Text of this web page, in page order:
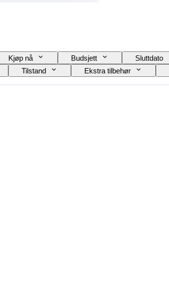
Kjøp nå Budsjett Sluttdato
Tilstand Ekstra tilbehør
Samlekort-funksjoner Samlekort-sett